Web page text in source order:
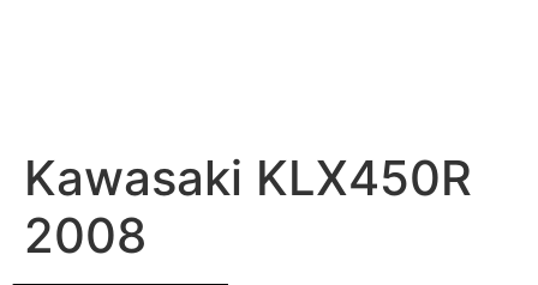
Kawasaki KLX450R
2008